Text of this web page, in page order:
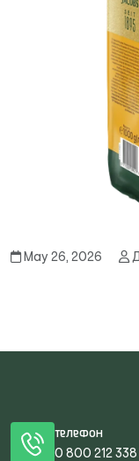
May 26, 2026
Телефон
0 800 212 338